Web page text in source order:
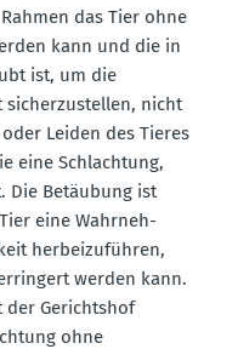
das Tier ohne
kann und die in
ist, um die
sicher­zu­stellen, nicht
Leiden des Tieres
eine Schlachtung,
Die Betäubung ist
eine Wahrneh­
herbei­zu­führen,
werden kann.
der Gerichtshof
ohne